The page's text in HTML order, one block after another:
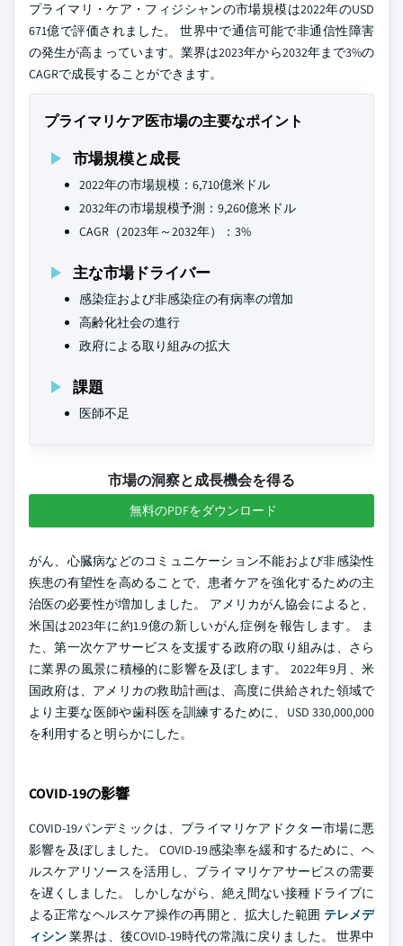
プライマリ・ケア・フィジシャンの市場規模は2022年のUSD
671億で評価されました。 世界中で通信可能で非通信性障害
の発生が高まっています。業界は2023年から2032年まで3%の
CAGRで成長することができます。
プライマリケア医市場の主要なポイント
市場規模と成長
2022年の市場規模：6,710億米ドル
2032年の市場規模予測：9,260億米ドル
CAGR（2023年～2032年）：3%
主な市場ドライバー
感染症および非感染症の有病率の増加
高齢化社会の進行
政府による取り組みの拡大
課題
医師不足
市場の洞察と成長機会を得る
無料のPDFをダウンロード
がん、心臓病などのコミュニケーション不能および非感染性
疾患の有望性を高めることで、患者ケアを強化するための主
治医の必要性が増加しました。 アメリカがん協会によると、
米国は2023年に約1.9億の新しいがん症例を報告します。 ま
た、第一次ケアサービスを支援する政府の取り組みは、さら
に業界の風景に積極的に影響を及ぼします。 2022年9月、米
国政府は、アメリカの救助計画は、高度に供給された領域で
より主要な医師や歯科医を訓練するために、USD 330,000,000
を利用すると明らかにした。
COVID-19の影響
COVID-19パンデミックは、プライマリケアドクター市場に悪
影響を及ぼしました。 COVID-19感染率を緩和するために、ヘ
ルスケアリソースを活用し、プライマリケアサービスの需要
を遅くしました。 しかしながら、絶え間ない接種ドライブに
よる正常なヘルスケア操作の再開と、拡大した範囲 テレメデ
ィシン業界は、後COVID-19時代の常識に戻りました。 世界中